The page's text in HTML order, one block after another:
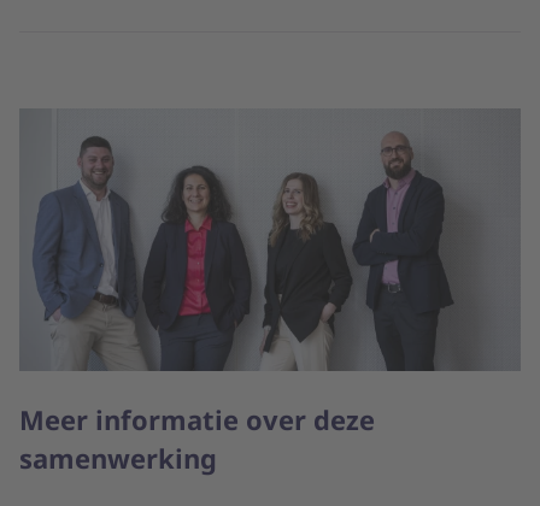
Meer informatie over deze
samenwerking